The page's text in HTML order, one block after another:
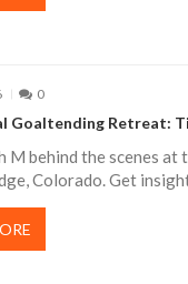
0
Goaltending Retreat:
M behind the scenes
Colorado. Get